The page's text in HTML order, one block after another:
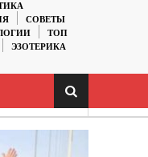
СОВЕТЫ
ТОП
ЭЗОТЕРИКА